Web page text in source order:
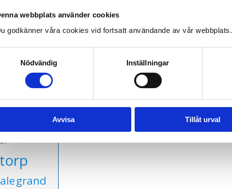
webbplats använder cookies
godkänner våra cookies vid fortsatt användande av vår webbplats.
Nödvändig
Inställningar
Avvisa Tillåt urval
mars 2026 –
säsongen 2026
27
15 aug
3 nov
20 mars
grand